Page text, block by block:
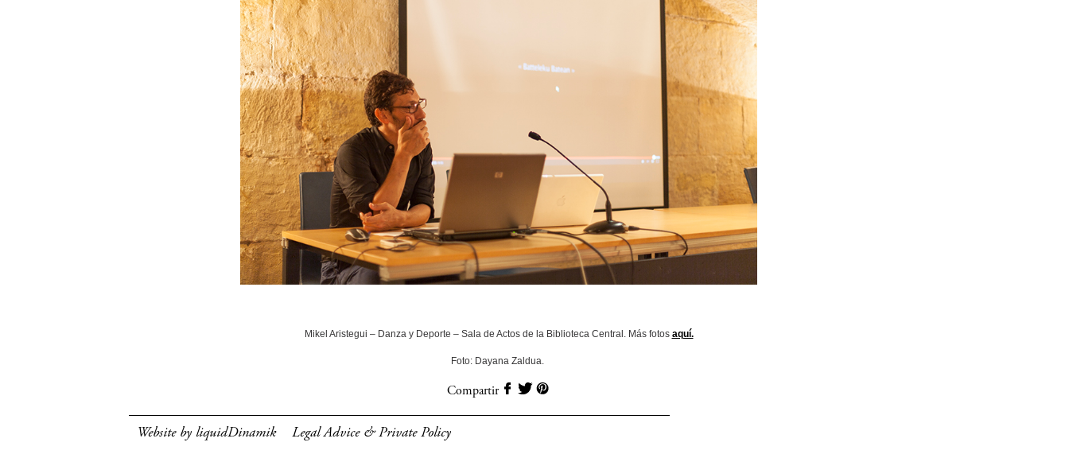
Mikel Aristegui – Danza y Deporte – Sala de Actos de la Biblioteca Central. Más fotos aquí.
Foto: Dayana Zaldua.
Compartir
Website by liquidDinamik Legal Advice & Private Policy